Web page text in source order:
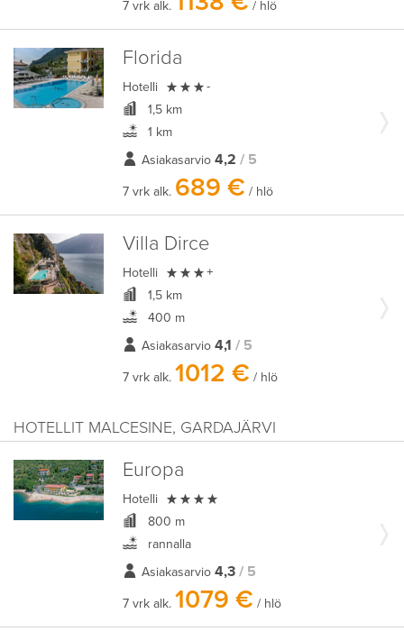
7 vrk alk. / hlö
Florida
Hotelli  -
1,5 km
1 km
Asiakasarvio 4,2 / 5
7 vrk alk. 689 € / hlö
Villa Dirce
Hotelli  +
1,5 km
400 m
Asiakasarvio 4,1 / 5
7 vrk alk. 1012 € / hlö
HOTELLIT MALCESINE, GARDAJÄRVI
Europa
Hotelli 
800 m
rannalla
Asiakasarvio 4,3 / 5
7 vrk alk. 1079 € / hlö